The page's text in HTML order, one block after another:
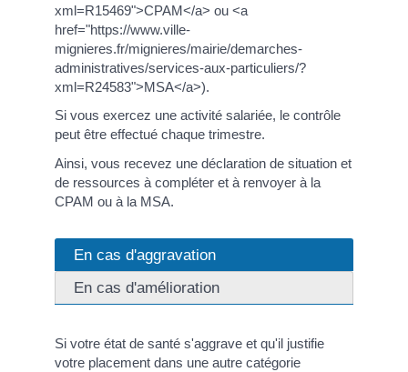
xml=R15469">CPAM</a> ou <a
href="https://www.ville-
mignieres.fr/mignieres/mairie/demarches-
administratives/services-aux-particuliers/?
xml=R24583">MSA</a>).
Si vous exercez une activité salariée, le contrôle
peut être effectué chaque trimestre.
Ainsi, vous recevez une déclaration de situation et
de ressources à compléter et à renvoyer à la
CPAM ou à la MSA.
En cas d'aggravation
En cas d'amélioration
Si votre état de santé s'aggrave et qu'il justifie
votre placement dans une autre catégorie